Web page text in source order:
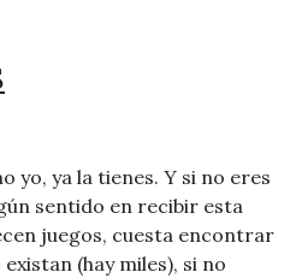
yo, ya la tienes. Y si no eres
sentido en recibir esta
juegos, cuesta encontrar
(hay miles), si no